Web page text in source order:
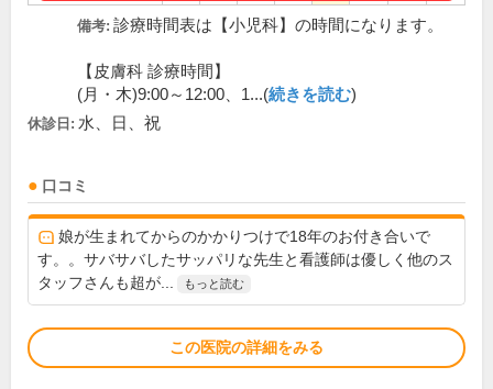
備考: 診療時間表は【小児科】の時間になります。
【皮膚科 診療時間】
(月・木)9:00～12:00、1...(続きを読む)
休診日: 水、日、祝
口コミ
娘が生まれてからのかかりつけで18年のお付き合いで
す。。サバサバしたサッパリな先生と看護師は優しく他のス
タッフさんも超が...
もっと読む
この医院の詳細をみる